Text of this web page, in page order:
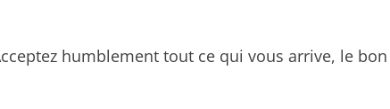
humblement tout ce qui vous arrive, le bon